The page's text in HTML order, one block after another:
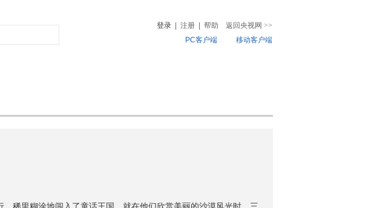
登录 注册 帮助 返回央视网 >>
PC客户端
移动客户端